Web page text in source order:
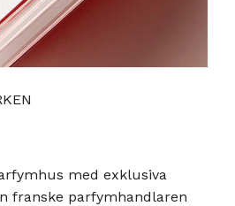
med exklusiva
franske parfymhandlaren